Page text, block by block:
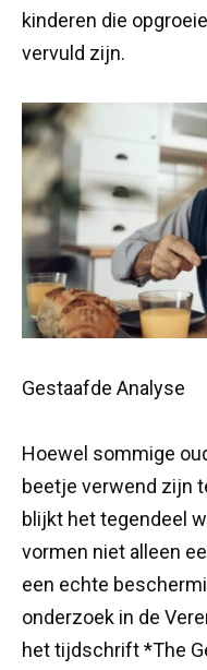
kinderen die
vervuld zijn.
Gestaafde Analyse
Hoewel sommige
beetje verwend zijn
blijkt het tegendeel
vormen niet alleen
een echte
onderzoek in de
het tijdschrift *The